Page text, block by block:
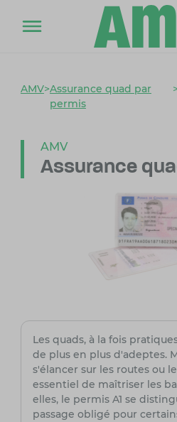
AMV>Assurance quad par
permis
AMV
Assurance
Les quads, à la fois
de plus en plus d'adeptes.
s'élancer sur les routes ou
essentiel de maîtriser les
elles, le permis A1 se
passage obligé pour